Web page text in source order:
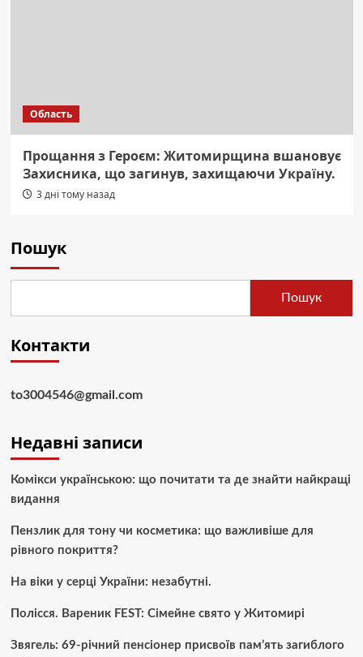
Область
Прощання з Героєм: Житомирщина вшановує
Захисника, що загинув, захищаючи Україну.
3 дні тому назад
Пошук
Пошук
Контакти
to3004546@gmail.com
Недавні записи
Комікси українською: що почитати та де знайти найкращі
видання
Пензлик для тону чи косметика: що важливіше для
рівного покриття?
На віки у серці України: незабутні.
Полісся. Вареник FEST: Сімейне свято у Житомирі
Звягель: 69-річний пенсіонер присвоїв пам’ять загиблого